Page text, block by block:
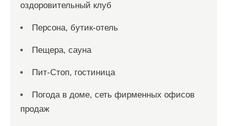
оздоровительный клуб
Персона, бутик-отель
Пещера, сауна
Пит-Стоп, гостиница
Погода в доме, сеть фирменных офисов
продаж